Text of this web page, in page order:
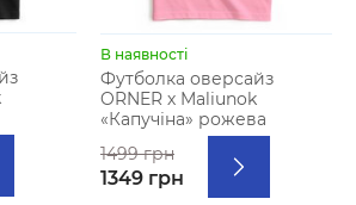
В наявності
Футболка оверсайз
ORNER х Maliunok
«Капучіна» рожева
1499 грн
1349 грн